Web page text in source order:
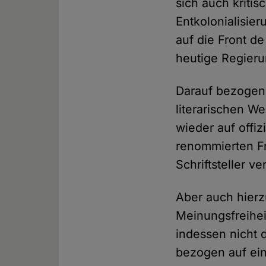
sich auch
auf die Front
heutige
Darauf
literarischen
wieder auf
renommierten
Schriftsteller
Aber auch
indessen nicht
bezogen auf